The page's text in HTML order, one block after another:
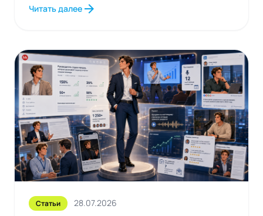
Читать далее arrow_forward
Статьи 28.07.2026